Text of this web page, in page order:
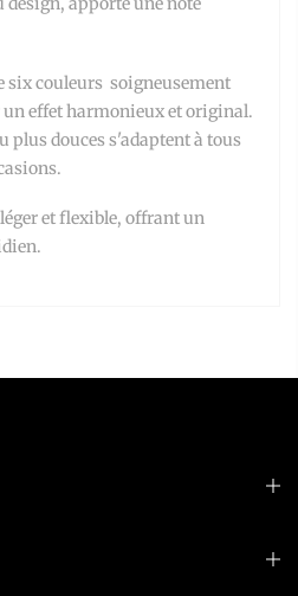
six couleurs soigneusement
un effet harmonieux et original.
plus douces s'adaptent à tous
et flexible, offrant un